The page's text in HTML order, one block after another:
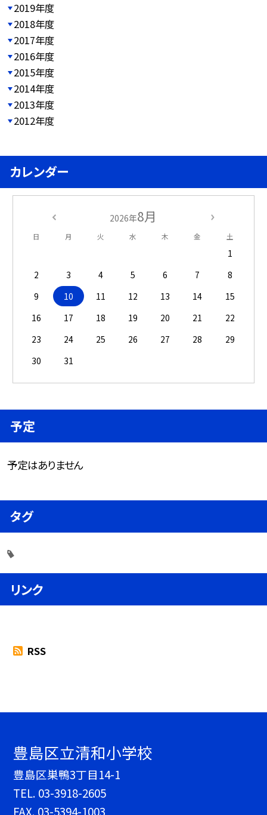
2019年度
2018年度
2017年度
2016年度
2015年度
2014年度
2013年度
2012年度
カレンダー
2026年8月
日 月 火 水 木 金 土
1
2
3 4 5 6 7
8
9
10 11 12 13 14
15
16
17 18 19 20 21
22
23
24 25 26 27 28
29
30
31
予定
予定はありません
タグ
リンク
RSS
豊島区立清和小学校
豊島区巣鴨3丁目14-1
TEL. 03-3918-2605
FAX. 03-5394-1003